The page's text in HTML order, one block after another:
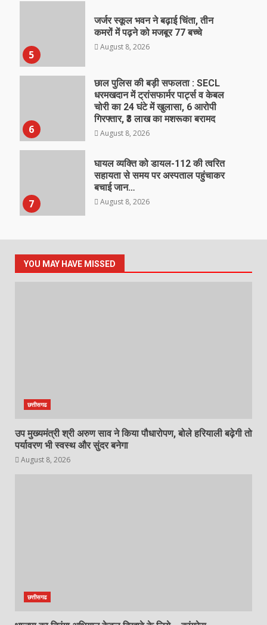
5
जर्जर स्कूल भवन ने बढ़ाई चिंता, तीन
कमरों में पढ़ने को मजबूर 77 बच्चे
August 8, 2026
6
छाल पुलिस की बड़ी सफलता : SECL
धरमखदान में ट्रांसफार्मर पार्ट्स व केबल
चोरी का 24 घंटे में खुलासा, 6 आरोपी
गिरफ्तार, ₹3 लाख का मशरूका बरामद
August 8, 2026
7
घायल व्यक्ति को डायल-112 की त्वरित
सहायता से समय पर अस्पताल पहुंचाकर
बचाई जान…
August 8, 2026
YOU MAY HAVE MISSED
छत्तीसगढ
उप मुख्यमंत्री श्री अरुण साव ने किया पौधारोपण, बोले हरियाली बढ़ेगी तो
पर्यावरण भी स्वस्थ और सुंदर बनेगा
August 8, 2026
छत्तीसगढ